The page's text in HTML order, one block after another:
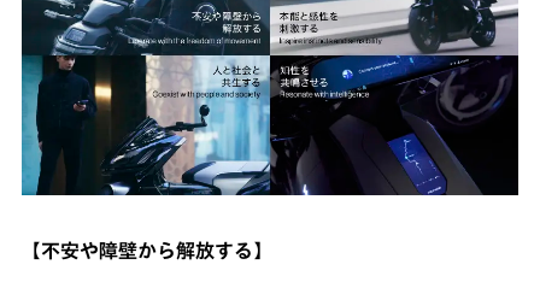
【不安や障壁から解放する】